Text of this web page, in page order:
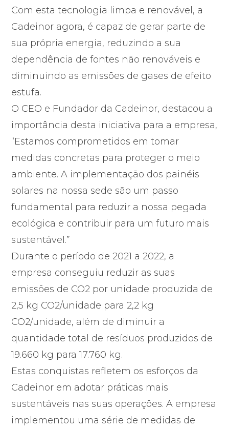
Com esta tecnologia limpa e renovável, a
Cadeinor agora, é capaz de gerar parte de
sua própria energia, reduzindo a sua
dependência de fontes não renováveis e
diminuindo as emissões de gases de efeito
estufa.
O CEO e Fundador da Cadeinor, destacou a
importância desta iniciativa para a empresa,
“Estamos comprometidos em tomar
medidas concretas para proteger o meio
ambiente. A implementação dos painéis
solares na nossa sede são um passo
fundamental para reduzir a nossa pegada
ecológica e contribuir para um futuro mais
sustentável.”
Durante o período de 2021 a 2022, a
empresa conseguiu reduzir as suas
emissões de CO2 por unidade produzida de
2,5 kg CO2/unidade para 2,2 kg
CO2/unidade, além de diminuir a
quantidade total de resíduos produzidos de
19.660 kg para 17.760 kg.
Estas conquistas refletem os esforços da
Cadeinor em adotar práticas mais
sustentáveis nas suas operações. A empresa
implementou uma série de medidas de